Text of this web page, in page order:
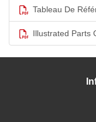
Tableau De
Illustrated Parts